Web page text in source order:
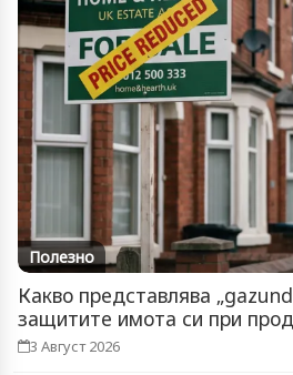
Полезно
Какво представлява
защитите имота си при
3 Август 2026